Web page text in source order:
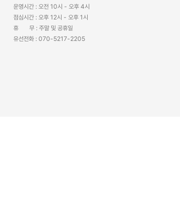
운영시간 : 오전 10시 - 오후 4시
점심시간 : 오후 12시 - 오후 1시
휴 무 : 주말 및 공휴일
유선전화 : 070-5217-2205